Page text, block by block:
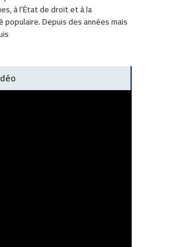
à l’État de droit et à la
Depuis des années mais